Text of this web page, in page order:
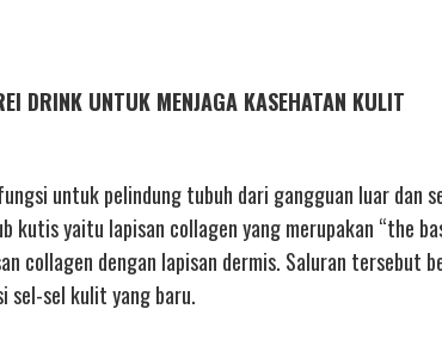
UNTUK MENJAGA KASEHATAN KULIT
untuk pelindung tubuh dari gangguan luar dan
kutis yaitu lapisan collagen yang merupakan “the
collagen dengan lapisan dermis. Saluran tersebut
sel-sel kulit yang baru.